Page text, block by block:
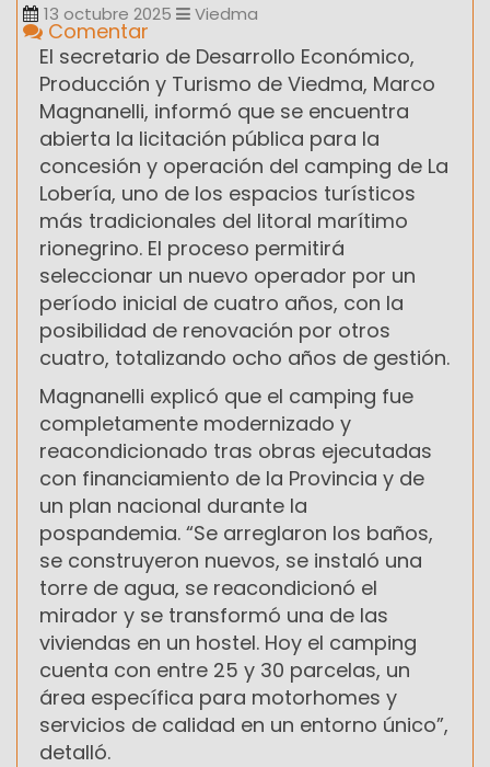
13 octubre 2025 Viedma
Comentar
El secretario de Desarrollo Económico,
Producción y Turismo de Viedma, Marco
Magnanelli, informó que se encuentra
abierta la licitación pública para la
concesión y operación del camping de La
Lobería, uno de los espacios turísticos
más tradicionales del litoral marítimo
rionegrino. El proceso permitirá
seleccionar un nuevo operador por un
período inicial de cuatro años, con la
posibilidad de renovación por otros
cuatro, totalizando ocho años de gestión.
Magnanelli explicó que el camping fue
completamente modernizado y
reacondicionado tras obras ejecutadas
con financiamiento de la Provincia y de
un plan nacional durante la
pospandemia. “Se arreglaron los baños,
se construyeron nuevos, se instaló una
torre de agua, se reacondicionó el
mirador y se transformó una de las
viviendas en un hostel. Hoy el camping
cuenta con entre 25 y 30 parcelas, un
área específica para motorhomes y
servicios de calidad en un entorno único”,
detalló.